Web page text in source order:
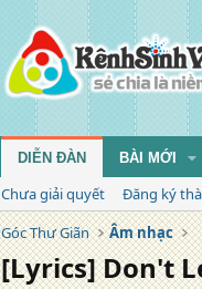
DIỄN ĐÀN BÀI MỚI
Chưa giải quyết
Đăng ký
Góc Thư Giãn
Âm nhạc
[Lyrics] Don't